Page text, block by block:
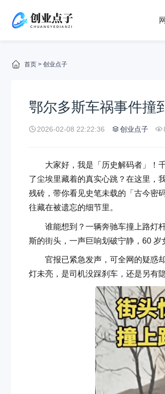
首页 > 创业点子
鄂尔多斯车祸事件撞
2026-02-08 22:22:36 创业点子
大家好，我是「历史解码者」！千
了尘埃里藏着的真实心跳？在这里，
残砖，带你看见史笔未载的「古今密
往藏在被遗忘的细节里。
谁能想到？一辆奔驰车撞上路灯杆
斯的街头，一声巨响划破宁静，60 岁
官报已紧急发声，可全网的疑惑却
灯未亮，是司机没踩刹车，还是另有